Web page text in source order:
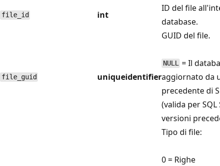
file_id int
ID del file
database.
file_guid uniqueidentifier
GUID del file.
NULL = Il
aggiornato da
precedente di
(valida per SQL
versioni
Tipo di file:
0 = Righe